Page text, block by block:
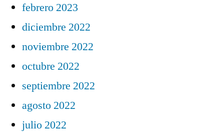
febrero 2023
diciembre 2022
noviembre 2022
octubre 2022
septiembre 2022
agosto 2022
julio 2022